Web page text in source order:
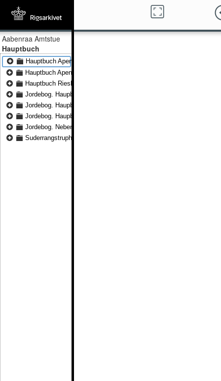
Aabenraa Amtstue
Hauptbuch
Hauptbuch Apenrade 1816
Hauptbuch Apenrade 1829 - Hauptbuch Apenrade 1830
Hauptbuch Riesharde 1790 - Hauptbuch Riesharde 1792
Jordebog. Haupbuch des amtes Apenrade I 1863 - Jordebog.
Jordebog. Haupbuch des amtes Apenrade II 1864 - Jordebog.
Jordebog. Haupbuch des amtes Apenrade III 1864 - Jordebog.
Jordebog. Nebenhaupbuch von verschied. Hebungen au 1791 -
Suderrangstrupharde 1790 - Suderrangstrupharde 1792